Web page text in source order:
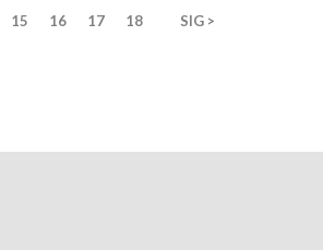
15
16 17 18 SIG >